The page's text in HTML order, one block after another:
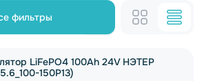
фильтры
LiFePO4 100Ah 24V НЭТЕР
150P13)